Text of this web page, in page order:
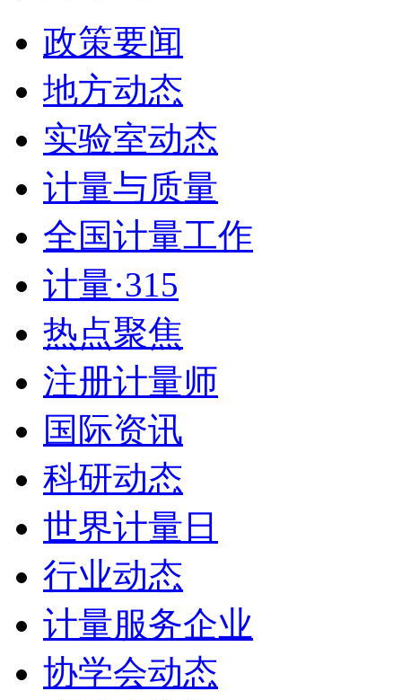
政策要闻
地方动态
实验室动态
计量与质量
全国计量工作
计量·315
热点聚焦
注册计量师
国际资讯
科研动态
世界计量日
行业动态
计量服务企业
协学会动态